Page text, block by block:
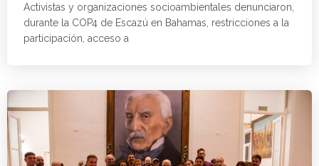
Activistas y organizaciones socioambientales denunciaron,
durante la COP4 de Escazú en Bahamas, restricciones a la
participación, acceso a